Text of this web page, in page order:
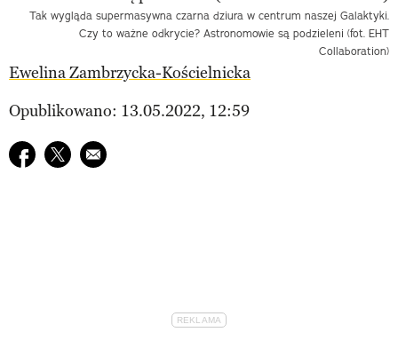
Tak wygląda supermasywna czarna dziura w centrum naszej Galaktyki.
Czy to ważne odkrycie? Astronomowie są podzieleni (fot. EHT
Collaboration)
Ewelina Zambrzycka-Kościelnicka
Opublikowano: 13.05.2022, 12:59
Udostępnij na facebook
Udostępnij na twitter
E-mail do przyjaciela